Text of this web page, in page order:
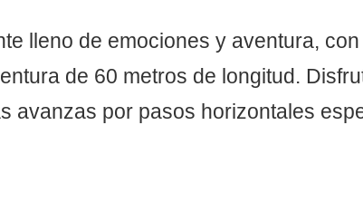
lleno de emociones y aventura,
de 60 metros de longitud.
avanzas por pasos horizontales